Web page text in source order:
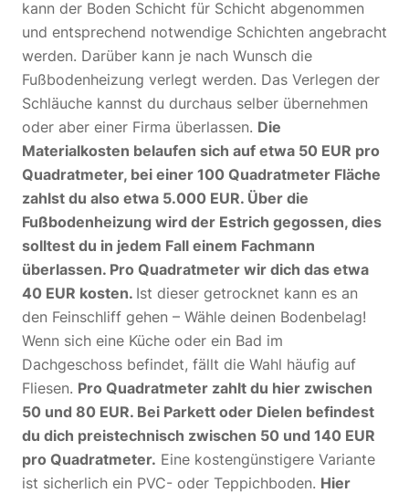
kann der Boden Schicht für Schicht abgenommen
und entsprechend notwendige Schichten angebracht
werden. Darüber kann je nach Wunsch die
Fußbodenheizung verlegt werden. Das Verlegen der
Schläuche kannst du durchaus selber übernehmen
oder aber einer Firma überlassen. Die
Materialkosten belaufen sich auf etwa 50 EUR pro
Quadratmeter, bei einer 100 Quadratmeter Fläche
zahlst du also etwa 5.000 EUR. Über die
Fußbodenheizung wird der Estrich gegossen, dies
solltest du in jedem Fall einem Fachmann
überlassen. Pro Quadratmeter wir dich das etwa
40 EUR kosten. Ist dieser getrocknet kann es an
den Feinschliff gehen – Wähle deinen Bodenbelag!
Wenn sich eine Küche oder ein Bad im
Dachgeschoss befindet, fällt die Wahl häufig auf
Fliesen. Pro Quadratmeter zahlt du hier zwischen
50 und 80 EUR. Bei Parkett oder Dielen befindest
du dich preistechnisch zwischen 50 und 140 EUR
pro Quadratmeter. Eine kostengünstigere Variante
ist sicherlich ein PVC- oder Teppichboden. Hier